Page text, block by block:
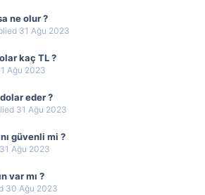
ne olur ?
31 Ağu 2023
kaç TL ?
Ağu 2023
eder ?
31 Ağu 2023
güvenli mi ?
31 Ağu 2023
var mı ?
30 Ağu 2023